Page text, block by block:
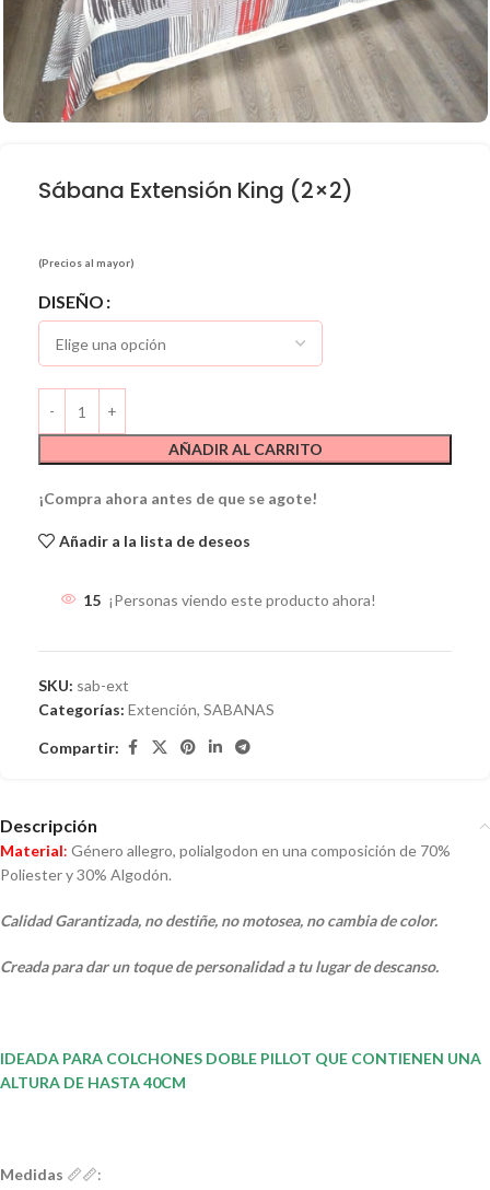
Sábana Extensión King (2×2)
(Precios al mayor)
DISEÑO
AÑADIR AL CARRITO
Alternative:
¡Compra ahora antes de que se agote!
Añadir a la lista de deseos
15 ¡Personas viendo este producto ahora!
SKU: sab-ext
Categorías: Extención, SABANAS
Compartir:
Descripción
Material: Género allegro, polialgodon en una composición de 70%
Poliester y 30% Algodón.
Calidad Garantizada, no destiñe, no motosea, no cambia de color.
Creada para dar un toque de personalidad a tu lugar de descanso.
IDEADA PARA COLCHONES DOBLE PILLOT QUE CONTIENEN UNA
ALTURA DE HASTA 40CM
Medidas 📏📏: